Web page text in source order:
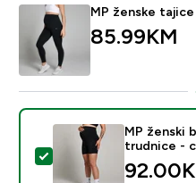
MP ženske
85.99KM‎
Select this product -
MP ženski
trudnice -